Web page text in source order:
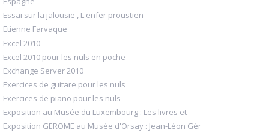
Essai sur la jalousie , L'enfer proustien
Etienne Farvaque
Excel 2010
Excel 2010 pour les nuls en poche
Exchange Server 2010
Exercices de guitare pour les nuls
Exercices de piano pour les nuls
Exposition au Musée du Luxembourg : Les livres et
Exposition GEROME au Musée d'Orsay : Jean-Léon Gér